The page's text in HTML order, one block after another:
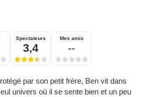
Spectateurs
3,4
Mes amis
--
par son petit frère, Ben vit dans
univers où il se sente bien et un peu